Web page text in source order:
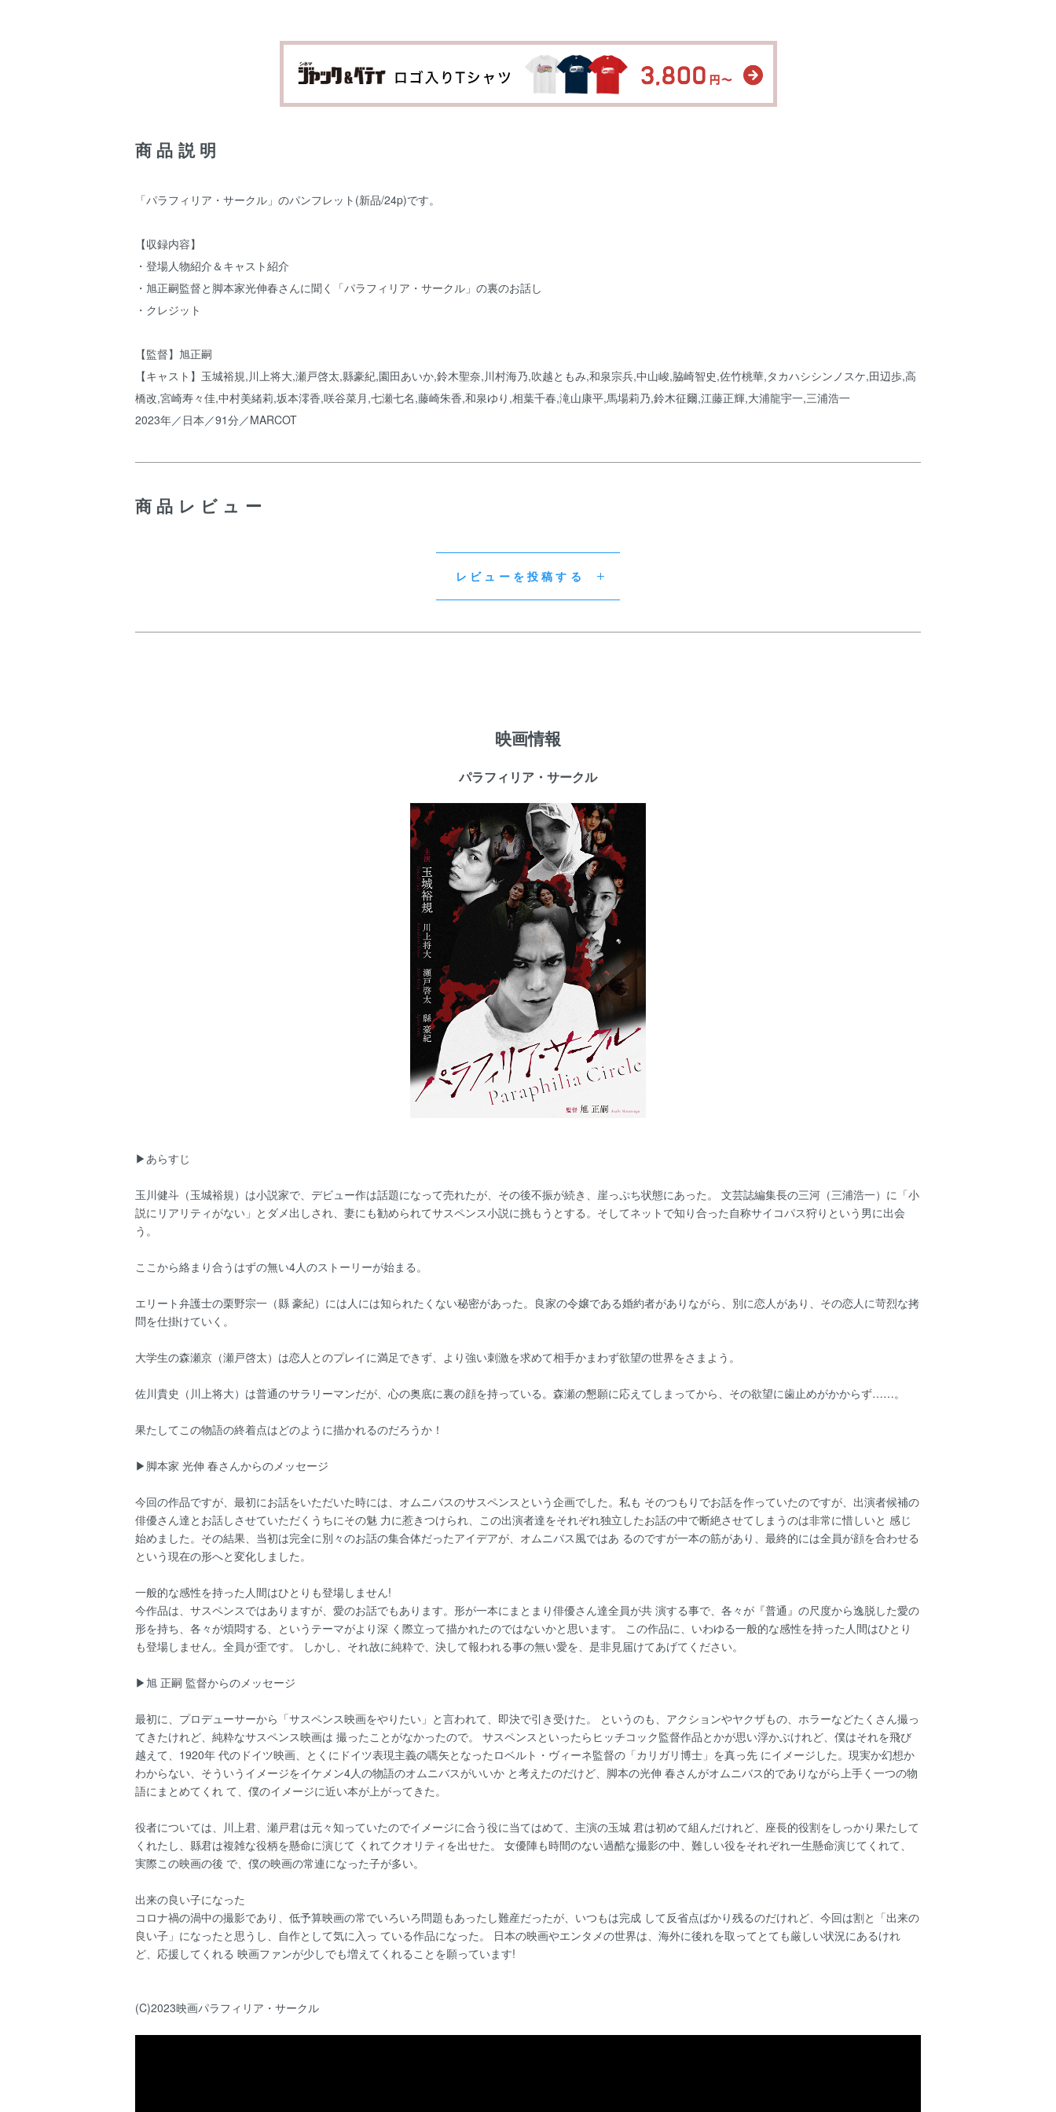
商品説明
「パラフィリア・サークル」のパンフレット(新品/24p)です。
【収録内容】
・登場人物紹介＆キャスト紹介
・旭正嗣監督と脚本家光伸春さんに聞く「パラフィリア・サークル」の裏のお話し
・クレジット
【監督】旭正嗣
【キャスト】玉城裕規,川上将大,瀬戸啓太,縣豪紀,園田あいか,鈴木聖奈,川村海乃,吹越ともみ,和泉宗兵,中山峻,脇崎智史,佐竹桃華,タカハシシンノスケ,田辺歩,高
橋改,宮崎寿々佳,中村美緒莉,坂本澪香,咲谷菜月,七瀬七名,藤崎朱香,和泉ゆり,相葉千春,滝山康平,馬場莉乃,鈴木征爾,江藤正輝,大浦龍宇一,三浦浩一
2023年／日本／91分／MARCOT
商品レビュー
レビューを投稿する
映画情報
パラフィリア・サークル
▶あらすじ
玉川健斗（玉城裕規）は小説家で、デビュー作は話題になって売れたが、その後不振が続き、崖っぷち状態にあった。 文芸誌編集長の三河（三浦浩一）に「小
説にリアリティがない」とダメ出しされ、妻にも勧められてサスペンス小説に挑もうとする。そしてネットで知り合った自称サイコパス狩りという男に出会
う。
ここから絡まり合うはずの無い4人のストーリーが始まる。
エリート弁護士の栗野宗一（縣 豪紀）には人には知られたくない秘密があった。良家の令嬢である婚約者がありながら、別に恋人があり、その恋人に苛烈な拷
問を仕掛けていく。
大学生の森瀬京（瀬戸啓太）は恋人とのプレイに満足できず、より強い刺激を求めて相手かまわず欲望の世界をさまよう。
佐川貴史（川上将大）は普通のサラリーマンだが、心の奥底に裏の顔を持っている。森瀬の懇願に応えてしまってから、その欲望に歯止めがかからず……。
果たしてこの物語の終着点はどのように描かれるのだろうか！
▶脚本家 光伸 春さんからのメッセージ
今回の作品ですが、最初にお話をいただいた時には、オムニバスのサスペンスという企画でした。私も そのつもりでお話を作っていたのですが、出演者候補の
俳優さん達とお話しさせていただくうちにその魅 力に惹きつけられ、この出演者達をそれぞれ独立したお話の中で断絶させてしまうのは非常に惜しいと 感じ
始めました。その結果、当初は完全に別々のお話の集合体だったアイデアが、オムニバス風ではあ るのですが一本の筋があり、最終的には全員が顔を合わせる
という現在の形へと変化しました。
一般的な感性を持った人間はひとりも登場しません!
今作品は、サスペンスではありますが、愛のお話でもあります。形が一本にまとまり俳優さん達全員が共 演する事で、各々が『普通』の尺度から逸脱した愛の
形を持ち、各々が煩悶する、というテーマがより深 く際立って描かれたのではないかと思います。 この作品に、いわゆる一般的な感性を持った人間はひとり
も登場しません。全員が歪です。 しかし、それ故に純粋で、決して報われる事の無い愛を、是非見届けてあげてください。
▶旭 正嗣 監督からのメッセージ
最初に、プロデューサーから「サスペンス映画をやりたい」と言われて、即決で引き受けた。 というのも、アクションやヤクザもの、ホラーなどたくさん撮っ
てきたけれど、純粋なサスペンス映画は 撮ったことがなかったので。 サスペンスといったらヒッチコック監督作品とかが思い浮かぶけれど、僕はそれを飛び
越えて、1920年 代のドイツ映画、とくにドイツ表現主義の嚆矢となったロベルト・ヴィーネ監督の「カリガリ博士」を真っ先 にイメージした。現実か幻想か
わからない、そういうイメージをイケメン4人の物語のオムニバスがいいか と考えたのだけど、脚本の光伸 春さんがオムニバス的でありながら上手く一つの物
語にまとめてくれ て、僕のイメージに近い本が上がってきた。
役者については、川上君、瀬戸君は元々知っていたのでイメージに合う役に当てはめて、主演の玉城 君は初めて組んだけれど、座長的役割をしっかり果たして
くれたし、縣君は複雑な役柄を懸命に演じて くれてクオリティを出せた。 女優陣も時間のない過酷な撮影の中、難しい役をそれぞれ一生懸命演じてくれて、
実際この映画の後 で、僕の映画の常連になった子が多い。
出来の良い子になった
コロナ禍の渦中の撮影であり、低予算映画の常でいろいろ問題もあったし難産だったが、いつもは完成 して反省点ばかり残るのだけれど、今回は割と「出来の
良い子」になったと思うし、自作として気に入っ ている作品になった。 日本の映画やエンタメの世界は、海外に後れを取ってとても厳しい状況にあるけれ
ど、応援してくれる 映画ファンが少しでも増えてくれることを願っています!
(C)2023映画パラフィリア・サークル